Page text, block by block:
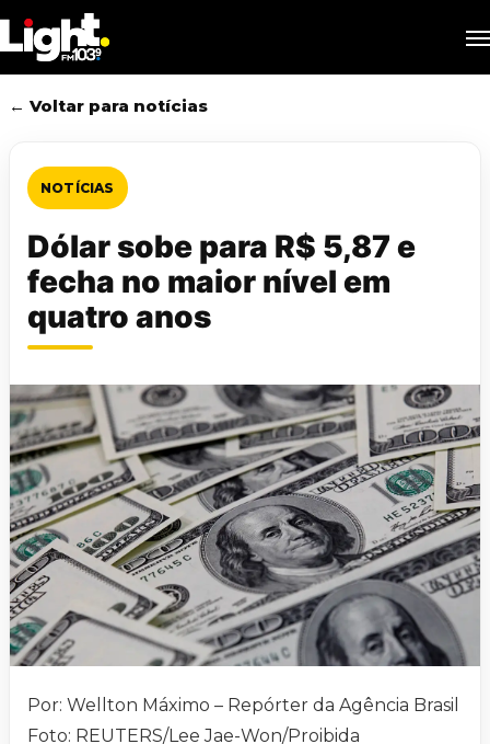
to
main
content
← Voltar para notícias
NOTÍCIAS
Dólar sobe para R$ 5,87 e
fecha no maior nível em
quatro anos
Por: Wellton Máximo – Repórter da Agência Brasil
Foto: REUTERS/Lee Jae-Won/Proibida